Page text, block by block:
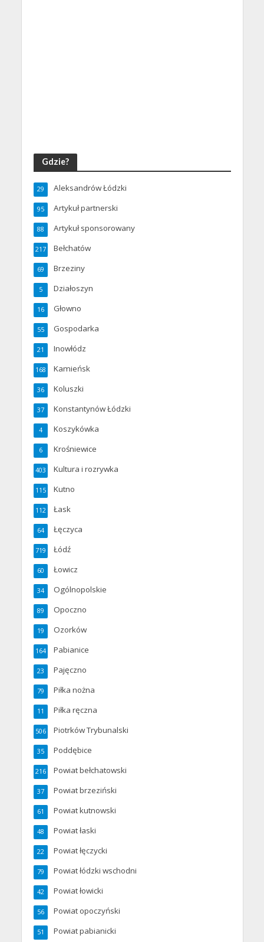
Gdzie?
Aleksandrów Łódzki
29
Artykuł partnerski
95
Artykuł sponsorowany
88
Bełchatów
217
Brzeziny
69
Działoszyn
5
Głowno
16
Gospodarka
55
Inowłódz
21
Kamieńsk
168
Koluszki
36
Konstantynów Łódzki
37
Koszykówka
4
Krośniewice
6
Kultura i rozrywka
403
Kutno
115
Łask
112
Łęczyca
64
Łódź
719
Łowicz
60
Ogólnopolskie
34
Opoczno
89
Ozorków
19
Pabianice
164
Pajęczno
23
Piłka nożna
79
Piłka ręczna
11
Piotrków Trybunalski
506
Poddębice
35
Powiat bełchatowski
216
Powiat brzeziński
37
Powiat kutnowski
61
Powiat łaski
48
Powiat łęczycki
22
Powiat łódzki wschodni
79
Powiat łowicki
42
Powiat opoczyński
56
Powiat pabianicki
51